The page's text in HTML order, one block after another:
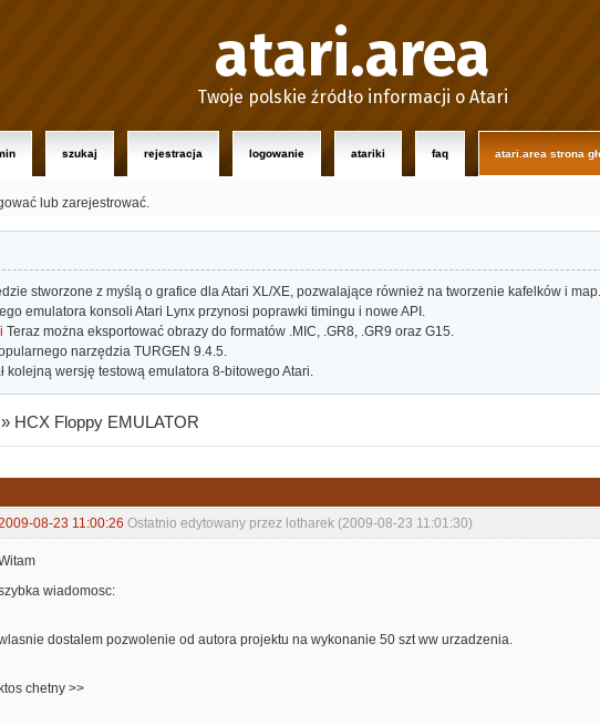
atari.area
Twoje polskie źródło informacji o Atari
szukaj rejestracja logowanie atariki faq atari.area strona
lub zarejestrować.
stworzone z myślą o grafice dla Atari XL/XE, pozwalające również na tworzenie kafelków i map.
emulatora konsoli Atari Lynx przynosi poprawki timingu i nowe API.
Teraz można eksportować obrazy do formatów .MIC, .GR8, .GR9 oraz G15.
narzędzia TURGEN 9.4.5.
kolejną wersję testową emulatora 8-bitowego Atari.
» HCX Floppy EMULATOR
08-23 11:00:26 Ostatnio edytowany przez lotharek (2009-08-23 11:01:30)
wiadomosc:
dostalem pozwolenie od autora projektu na wykonanie 50 szt ww urzadzenia.
ktos chetny >>